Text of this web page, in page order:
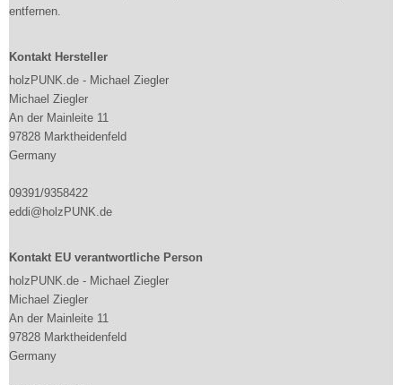
entfernen.
Kontakt Hersteller
holzPUNK.de - Michael Ziegler
Michael Ziegler
An der Mainleite 11
97828 Marktheidenfeld
Germany
09391/9358422
eddi@holzPUNK.de
Kontakt EU verantwortliche Person
holzPUNK.de - Michael Ziegler
Michael Ziegler
An der Mainleite 11
97828 Marktheidenfeld
Germany